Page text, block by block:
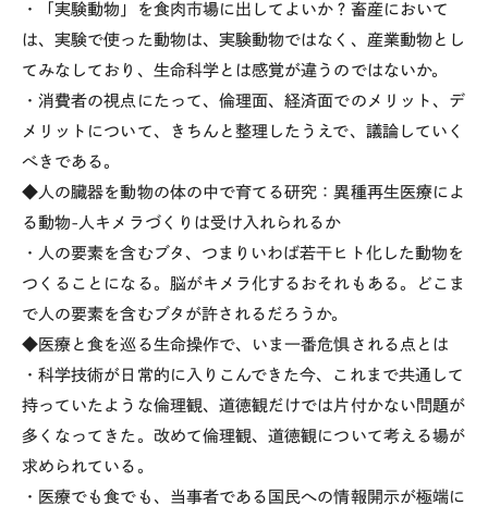
・「実験動物」を食肉市場に出してよいか？畜産において
は、実験で使った動物は、実験動物ではなく、産業動物とし
てみなしており、生命科学とは感覚が違うのではないか。
・消費者の視点にたって、倫理面、経済面でのメリット、デ
メリットについて、きちんと整理したうえで、議論していく
べきである。
◆人の臓器を動物の体の中で育てる研究：異種再生医療によ
る動物-人キメラづくりは受け入れられるか
・人の要素を含むブタ、つまりいわば若干ヒト化した動物を
つくることになる。脳がキメラ化するおそれもある。どこま
で人の要素を含むブタが許されるだろうか。
◆医療と食を巡る生命操作で、いま一番危惧される点とは
・科学技術が日常的に入りこんできた今、これまで共通して
持っていたような倫理観、道徳観だけでは片付かない問題が
多くなってきた。改めて倫理観、道徳観について考える場が
求められている。
・医療でも食でも、当事者である国民への情報開示が極端に